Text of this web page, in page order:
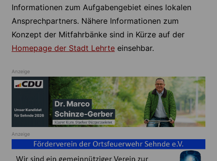
Informationen zum Aufgabengebiet eines lokalen
Ansprechpartners. Nähere Informationen zum
Konzept der Mitfahrbänke sind in Kürze auf der
Homepage der Stadt Lehrteeinsehbar.
Anzeige
Anzeige